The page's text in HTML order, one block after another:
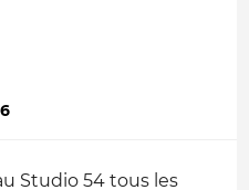
Studio 54 tous les